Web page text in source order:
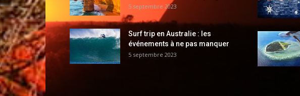
5 septembre 2023
Surf trip en Australie : les
événements à ne pas manquer
5 septembre 2023